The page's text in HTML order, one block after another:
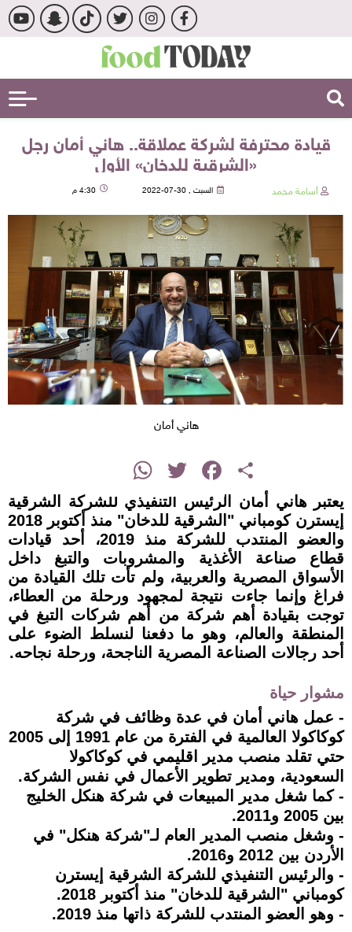
قيادة محترفة لشركة عملاقة.. هاني أمان رجل
«الشرقية للدخان» الأول
أسامة محمد السبت , 30-07-2022 4:30 م
هاني أمان
Share
Facebook
Twitter
WhatsApp
يعتبر هاني أمان الرئيس التنفيذي للشركة الشرقية
إيسترن كومباني "الشرقية للدخان" منذ أكتوبر 2018
والعضو المنتدب للشركة منذ 2019، أحد قيادات
قطاع صناعة الأغذية والمشروبات والتبغ داخل
الأسواق المصرية والعربية، ولم تأت تلك القيادة من
فراغ وإنما جاءت نتيجة لمجهود ورحلة من العطاء،
توجت بقيادة أهم شركة من أهم شركات التبغ في
المنطقة والعالم، وهو ما دفعنا لنسلط الضوء على
أحد رجالات الصناعة المصرية الناجحة، ورحلة نجاحه.
مشوار حياة
- عمل هاني أمان في عدة وظائف في شركة
كوكاكولا العالمية في الفترة من عام 1991 إلى 2005
حتي تقلد منصب مدير اقليمي في كوكاكولا
السعودية، ومدير تطوير الأعمال في نفس الشركة.
- كما شغل مدير المبيعات في شركة هنكل الخليج
بين 2005 و2011.
- وشغل منصب المدير العام لـ"شركة هنكل" في
الأردن بين 2012 و2016.
- والرئيس التنفيذي للشركة الشرقية إيسترن
كومباني "الشرقية للدخان" منذ أكتوبر 2018.
- وهو العضو المنتدب للشركة ذاتها منذ 2019.